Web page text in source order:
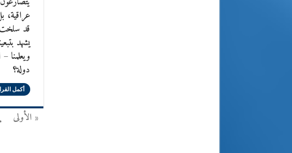
عراقية،
قد
يشهد
ويعلمنا
دولة؟
أكمل
« الأولى